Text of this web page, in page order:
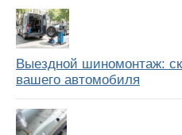
Выездной шиномонтаж:
вашего автомобиля